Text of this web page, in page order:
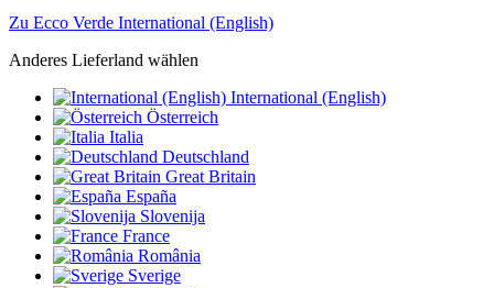
Zu Ecco Verde International (English)
Anderes Lieferland wählen
International (English)
Österreich
Italia
Deutschland
Great Britain
España
Slovenija
France
România
Sverige